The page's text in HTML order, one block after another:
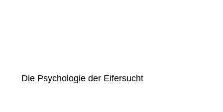
Die Psychologie der Eifersucht